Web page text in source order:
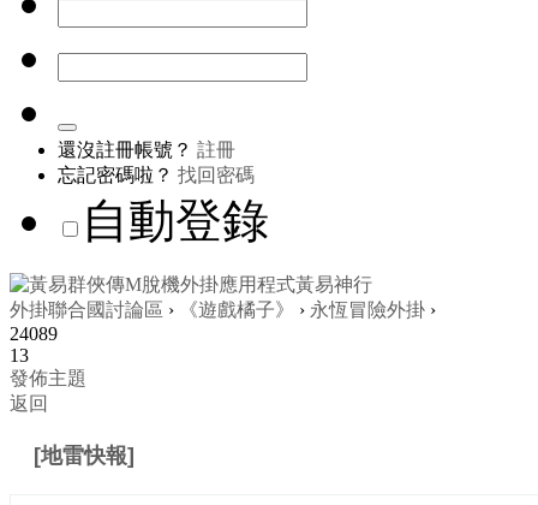
還沒註冊帳號？ 註冊
忘記密碼啦？ 找回密碼
自動登錄
外掛聯合國討論區 › 《遊戲橘子》 › 永恆冒險外掛 ›
24089
13
發佈主題
返回
[地雷快報]